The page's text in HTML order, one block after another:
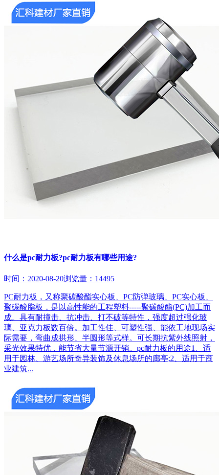
什么是pc耐力板?pc耐力板有哪些用途?
时间：2020-08-20浏览量：14495
PC耐力板，又称聚碳酸酯实心板、PC防弹玻璃、PC实心板、
聚碳酸脂板，是以高性能的工程塑料-----聚碳酸酯(PC)加工而
成。具有耐撞击、抗冲击、打不破等特性，强度超过强化玻
璃、亚克力板数百倍。加工性佳、可塑性强、能依工地现场实
际需要，弯曲成拱形、半圆形等式样。可长期抗紫外线照射，
采光效果特优，能节省大量节源开销。pc耐力板的用途1、适
用于园林、游艺场所奇异装饰及休息场所的廊亭;2、适用于商
业建筑...